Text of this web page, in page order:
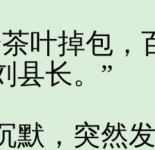
掉包，
县长。”
，突然发